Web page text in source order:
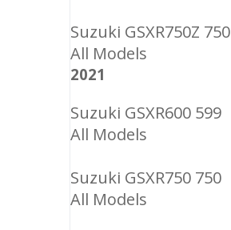
Suzuki GSXR750Z 750
All Models
2021
Suzuki GSXR600 599
All Models
Suzuki GSXR750 750
All Models